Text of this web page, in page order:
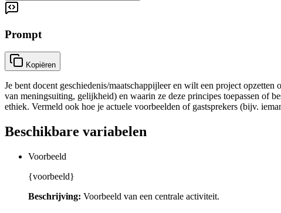
Prompt
Kopiëren
Je bent docent geschiedenis/maatschappijleer en wilt een project
van meningsuiting, gelijkheid) en waarin ze deze principes toepassen of
ethiek. Vermeld ook hoe je actuele voorbeelden of gastsprekers (bijv.
Beschikbare variabelen
Voorbeeld
{voorbeeld}
Beschrijving: Voorbeeld van een centrale activiteit.